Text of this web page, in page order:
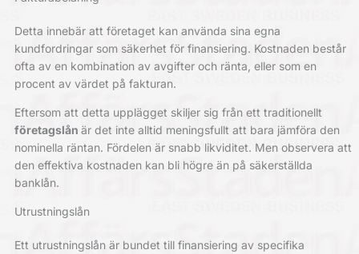
Detta innebär att företaget kan använda sina egna
kundfordringar som säkerhet för finansiering. Kostnaden består
ofta av en kombination av avgifter och ränta, eller som en
procent av värdet på fakturan.
Eftersom att detta upplägget skiljer sig från ett traditionellt
företagslån är det inte alltid meningsfullt att bara jämföra den
nominella räntan. Fördelen är snabb likviditet. Men observera att
den effektiva kostnaden kan bli högre än på säkerställda
banklån.
Utrustningslån
Ett utrustningslån är bundet till finansiering av specifika